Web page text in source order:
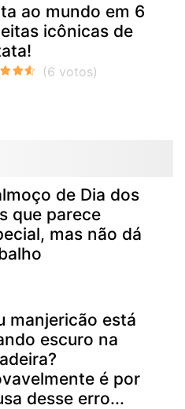
ao mundo em 6
icônicas de
de Dia dos
que parece
mas não dá
manjericão está
escuro na
é por
desse erro...